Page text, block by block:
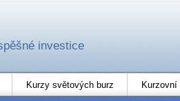
investice
Kurzy světových burz